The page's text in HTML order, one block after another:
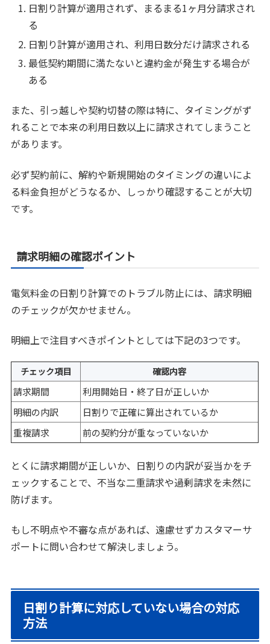
日割り計算が適用されず、まるまる1ヶ月分請求され
る
日割り計算が適用され、利用日数分だけ請求される
最低契約期間に満たないと違約金が発生する場合が
ある
また、引っ越しや契約切替の際は特に、タイミングがず
れることで本来の利用日数以上に請求されてしまうこと
があります。
必ず契約前に、解約や新規開始のタイミングの違いによ
る料金負担がどうなるか、しっかり確認することが大切
です。
請求明細の確認ポイント
電気料金の日割り計算でのトラブル防止には、請求明細
のチェックが欠かせません。
明細上で注目すべきポイントとしては下記の3つです。
チェック項目 確認内容
請求期間
利用開始日・終了日が正しいか
明細の内訳
日割りで正確に算出されているか
重複請求
前の契約分が重なっていないか
とくに請求期間が正しいか、日割りの内訳が妥当かをチ
ェックすることで、不当な二重請求や過剰請求を未然に
防げます。
もし不明点や不審な点があれば、遠慮せずカスタマーサ
ポートに問い合わせて解決しましょう。
日割り計算に対応していない場合の対応
方法